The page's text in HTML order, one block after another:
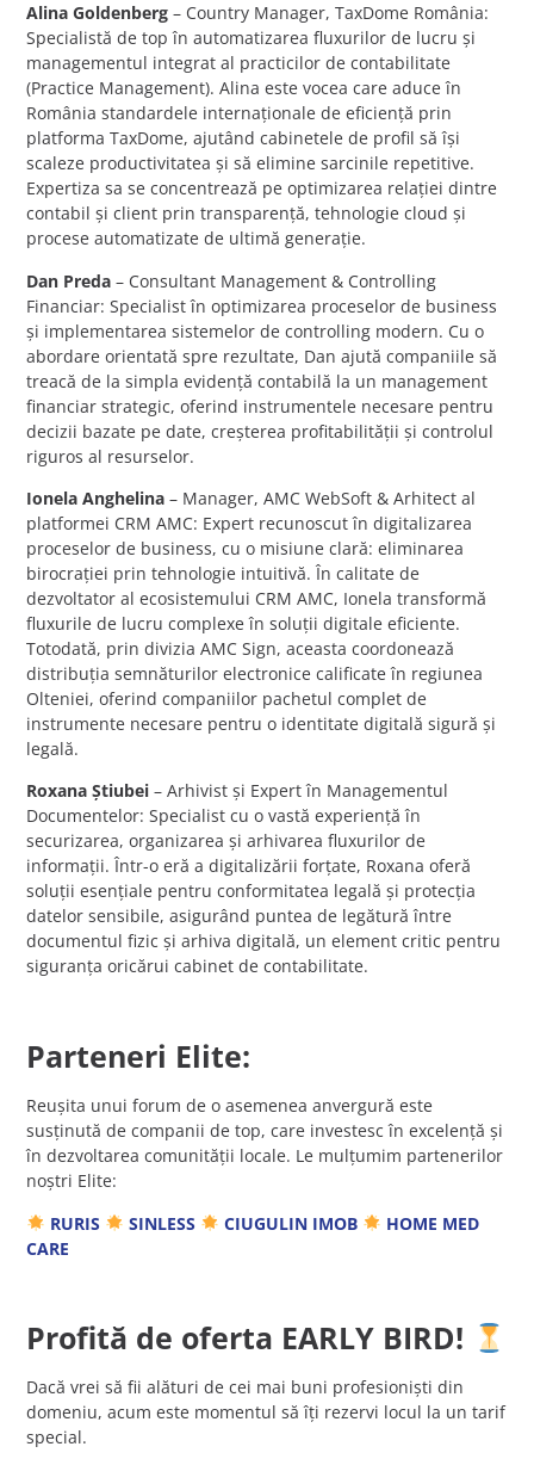
Alina Goldenberg – Country Manager, TaxDome România:
Specialistă de top în automatizarea fluxurilor de lucru și
managementul integrat al practicilor de contabilitate
(Practice Management). Alina este vocea care aduce în
România standardele internaționale de eficiență prin
platforma TaxDome, ajutând cabinetele de profil să își
scaleze productivitatea și să elimine sarcinile repetitive.
Expertiza sa se concentrează pe optimizarea relației dintre
contabil și client prin transparență, tehnologie cloud și
procese automatizate de ultimă generație.
Dan Preda – Consultant Management & Controlling
Financiar: Specialist în optimizarea proceselor de business
și implementarea sistemelor de controlling modern. Cu o
abordare orientată spre rezultate, Dan ajută companiile să
treacă de la simpla evidență contabilă la un management
financiar strategic, oferind instrumentele necesare pentru
decizii bazate pe date, creșterea profitabilității și controlul
riguros al resurselor.
Ionela Anghelina – Manager, AMC WebSoft & Arhitect al
platformei CRM AMC: Expert recunoscut în digitalizarea
proceselor de business, cu o misiune clară: eliminarea
birocrației prin tehnologie intuitivă. În calitate de
dezvoltator al ecosistemului CRM AMC, Ionela transformă
fluxurile de lucru complexe în soluții digitale eficiente.
Totodată, prin divizia AMC Sign, aceasta coordonează
distribuția semnăturilor electronice calificate în regiunea
Olteniei, oferind companiilor pachetul complet de
instrumente necesare pentru o identitate digitală sigură și
legală.
Roxana Știubei – Arhivist și Expert în Managementul
Documentelor: Specialist cu o vastă experiență în
securizarea, organizarea și arhivarea fluxurilor de
informații. Într-o eră a digitalizării forțate, Roxana oferă
soluții esențiale pentru conformitatea legală și protecția
datelor sensibile, asigurând puntea de legătură între
documentul fizic și arhiva digitală, un element critic pentru
siguranța oricărui cabinet de contabilitate.
Parteneri Elite:
Reușita unui forum de o asemenea anvergură este
susținută de companii de top, care investesc în excelență și
în dezvoltarea comunității locale. Le mulțumim partenerilor
noștri Elite:
RURIS
SINLESS CIUGULIN IMOB
HOME MED
CARE
Profită de oferta EARLY BIRD!
Dacă vrei să fii alături de cei mai buni profesioniști din
domeniu, acum este momentul să îți rezervi locul la un tarif
special.